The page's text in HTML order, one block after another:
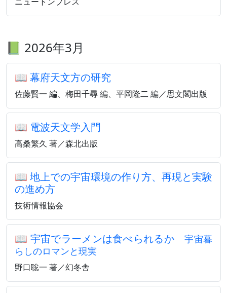
📗 2026年3月
📖 幕府天文方の研究
佐藤賢一 編、梅田千尋 編、平岡隆二 編／思文閣出版
📖 電波天文学入門
高桑繁久 著／森北出版
📖 地上での宇宙環境の作り方、再現と実験
の進め方
技術情報協会
📖 宇宙でラーメンは食べられるか宇宙暮
らしのロマンと現実
野口聡一 著／幻冬舎